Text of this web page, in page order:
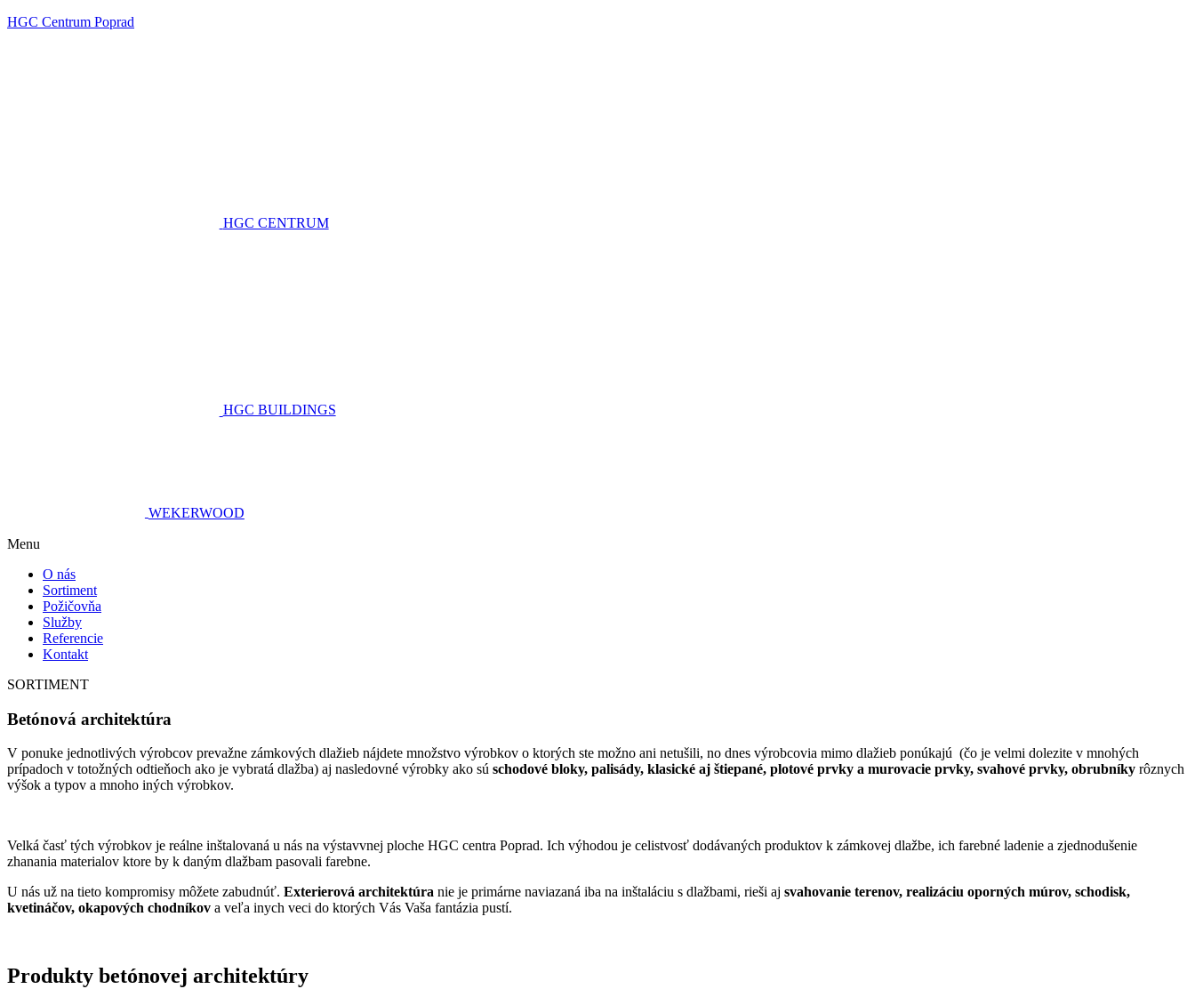
HGC Centrum Poprad
HGC CENTRUM
HGC BUILDINGS
WEKERWOOD
Menu
O nás
Sortiment
Požičovňa
Služby
Referencie
Kontakt
SORTIMENT
Betónová architektúra
V ponuke jednotlivých výrobcov prevažne zámkových dlažieb nájdete množstvo výrobkov o ktorých ste možno ani netušili, no dnes výrobcovia mimo dlažieb ponúkajú (čo je velmi dolezite v mnohých
prípadoch v totožných odtieňoch ako je vybratá dlažba) aj nasledovné výrobky ako sú schodové bloky, palisády, klasické aj štiepané, plotové prvky a murovacie prvky, svahové prvky, obrubníky rôznych
výšok a typov a mnoho iných výrobkov.
Velká časť tých výrobkov je reálne inštalovaná u nás na výstavvnej ploche HGC centra Poprad. Ich výhodou je celistvosť dodávaných produktov k zámkovej dlažbe, ich farebné ladenie a zjednodušenie
zhanania materialov ktore by k daným dlažbam pasovali farebne.
U nás už na tieto kompromisy môžete zabudnúť. Exterierová architektúra nie je primárne naviazaná iba na inštaláciu s dlažbami, rieši aj svahovanie terenov, realizáciu oporných múrov, schodisk,
kvetináčov, okapových chodníkov a veľa inych veci do ktorých Vás Vaša fantázia pustí.
Produkty betónovej architektúry